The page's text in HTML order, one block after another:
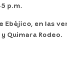
p.m.
Ebéjico, en las
Quimara Rodeo.